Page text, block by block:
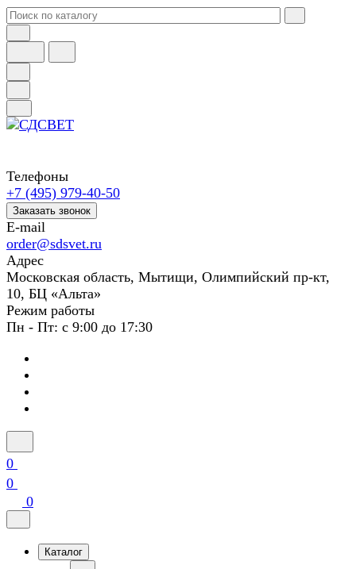
Телефоны
+7 (495) 979-40-50
Заказать звонок
E-mail
order@sdsvet.ru
Адрес
Московская область, Мытищи, Олимпийский пр-кт,
10, БЦ «Альта»
Режим работы
Пн - Пт: с 9:00 до 17:30
0
0
0
Каталог